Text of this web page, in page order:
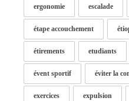
ergonomie escalade
étape accouchement
étirements etudiants
évent sportif éviter la
exercices expulsion